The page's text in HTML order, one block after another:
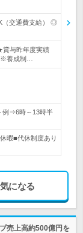
交通費支給） ◎
与昨年度実績
養成制…
例⇒6時～13時半
暇■代休制度あり
気になる
売上高約500億円を